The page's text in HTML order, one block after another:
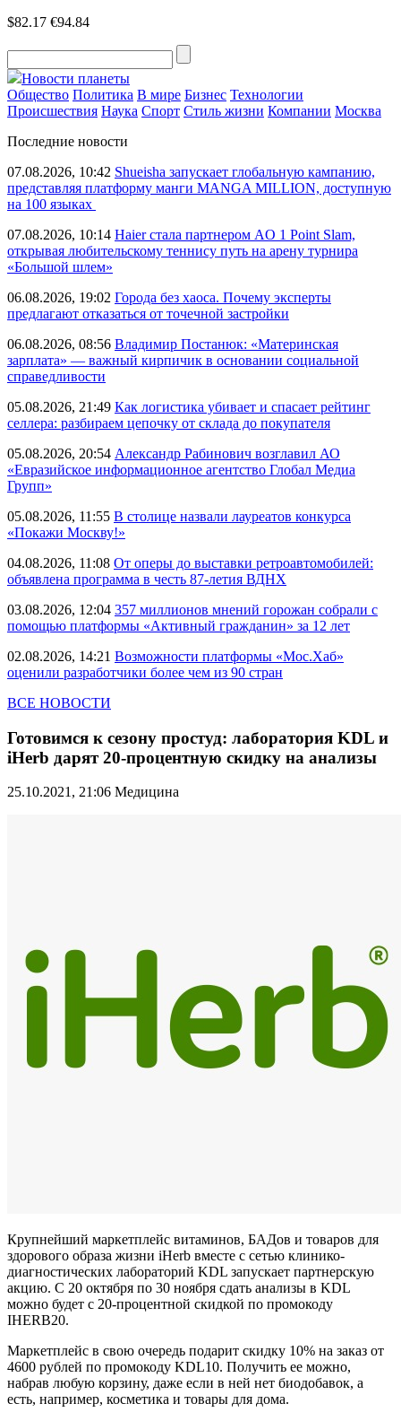
$82.17 €94.84
Новости планеты
Общество Политика В мире Бизнес Технологии
Происшествия Наука Спорт Стиль жизни Компании Москва
Последние новости
07.08.2026, 10:42 Shueisha запускает глобальную кампанию,
представляя платформу манги MANGA MILLION, доступную
на 100 языках
07.08.2026, 10:14 Haier стала партнером AO 1 Point Slam,
открывая любительскому теннису путь на арену турнира
«Большой шлем»
06.08.2026, 19:02 Города без хаоса. Почему эксперты
предлагают отказаться от точечной застройки
06.08.2026, 08:56 Владимир Постанюк: «Материнская
зарплата» — важный кирпичик в основании социальной
справедливости
05.08.2026, 21:49 Как логистика убивает и спасает рейтинг
селлера: разбираем цепочку от склада до покупателя
05.08.2026, 20:54 Александр Рабинович возглавил АО
«Евразийское информационное агентство Глобал Медиа
Групп»
05.08.2026, 11:55 В столице назвали лауреатов конкурса
«Покажи Москву!»
04.08.2026, 11:08 От оперы до выставки ретроавтомобилей:
объявлена программа в честь 87-летия ВДНХ
03.08.2026, 12:04 357 миллионов мнений горожан собрали с
помощью платформы «Активный гражданин» за 12 лет
02.08.2026, 14:21 Возможности платформы «Мос.Хаб»
оценили разработчики более чем из 90 стран
ВСЕ НОВОСТИ
Готовимся к сезону простуд: лаборатория KDL и
iHerb дарят 20-процентную скидку на анализы
25.10.2021, 21:06 Медицина
Крупнейший маркетплейс витаминов, БАДов и товаров для
здорового образа жизни iHerb вместе с сетью клинико-
диагностических лабораторий KDL запускает партнерскую
акцию. С 20 октября по 30 ноября сдать анализы в KDL
можно будет с 20-процентной скидкой по промокоду
IHERB20.
Маркетплейс в свою очередь подарит скидку 10% на заказ от
4600 рублей по промокоду KDL10. Получить ее можно,
набрав любую корзину, даже если в ней нет биодобавок, а
есть, например, косметика и товары для дома.